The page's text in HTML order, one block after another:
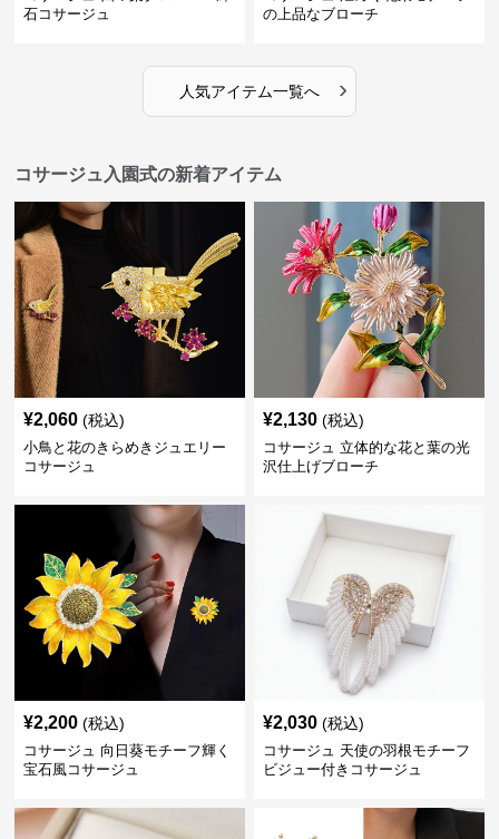
石コサージュ
の上品なブローチ
人気アイテム一覧へ ›
コサージュ入園式の新着アイテム
¥2,060 (税込)
小鳥と花のきらめきジュエリー
コサージュ
¥2,130 (税込)
コサージュ 立体的な花と葉の光
沢仕上げブローチ
¥2,200 (税込)
コサージュ 向日葵モチーフ輝く
宝石風コサージュ
¥2,030 (税込)
コサージュ 天使の羽根モチーフ
ビジュー付きコサージュ